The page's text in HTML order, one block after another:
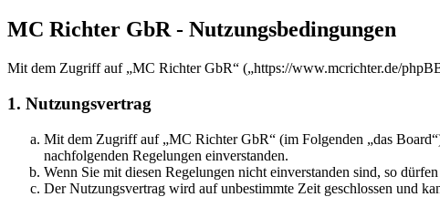
MC Richter GbR - Nutzungsbedingungen
Mit dem Zugriff auf „MC Richter GbR“ („https://www.mcrichter.de/
1. Nutzungsvertrag
Mit dem Zugriff auf „MC Richter GbR“ (im Folgenden „das
nachfolgenden Regelungen einverstanden.
Wenn Sie mit diesen Regelungen nicht einverstanden sind, so
Der Nutzungsvertrag wird auf unbestimmte Zeit geschlossen und